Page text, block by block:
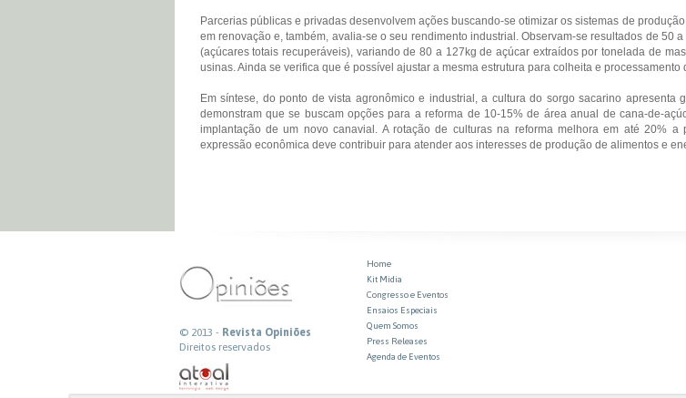
Parcerias públicas e privadas desenvolvem ações buscando-se otimizar os sistemas de
em renovação e, também, avalia-se o seu rendimento industrial. Observam-se resultados de 50
(açúcares totais recuperáveis), variando de 80 a 127kg de açúcar extraídos por tonelada de
usinas. Ainda se verifica que é possível ajustar a mesma estrutura para colheita e processamento
Em síntese, do ponto de vista agronômico e industrial, a cultura do sorgo sacarino apresenta
demonstram que se buscam opções para a reforma de 10-15% de área anual de cana-de-
implantação de um novo canavial. A rotação de culturas na reforma melhora em até 20%
expressão econômica deve contribuir para atender aos interesses de produção de alimentos e
© 2013 - Revista Opiniões
Direitos reservados
Home
Kit Midia
Congresso e Eventos
Ensaios Especiais
Quem Somos
Press Releases
Agenda de Eventos